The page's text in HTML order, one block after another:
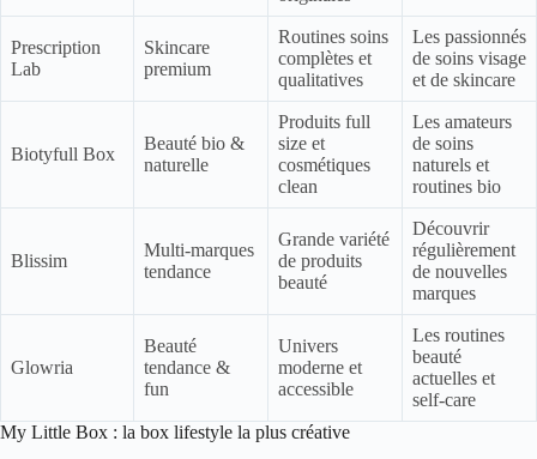
Prescription
Lab
Skincare
premium
Routines soins
complètes et
qualitatives
Les passionnés
de soins visage
et de skincare
Biotyfull Box
Beauté bio &
naturelle
Produits full
size et
cosmétiques
clean
Les amateurs
de soins
naturels et
routines bio
Blissim
Multi-marques
tendance
Grande variété
de produits
beauté
Découvrir
régulièrement
de nouvelles
marques
Glowria
Beauté
tendance &
fun
Univers
moderne et
accessible
Les routines
beauté
actuelles et
self-care
My Little Box : la box lifestyle la plus créative